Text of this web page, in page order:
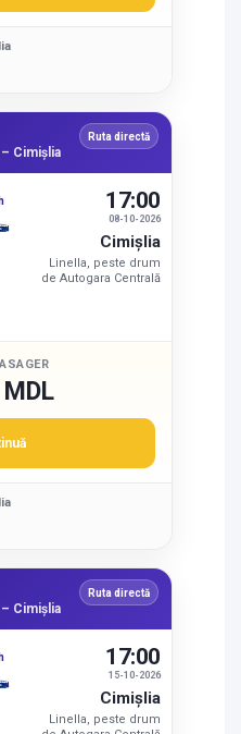
Cimişlia
Ruta directă
08-10-2026
17:00
Cimişlia
Linella, peste drum
de Autogara Centrală
Cimişlia
Ruta directă
15-10-2026
17:00
Cimişlia
Linella, peste drum